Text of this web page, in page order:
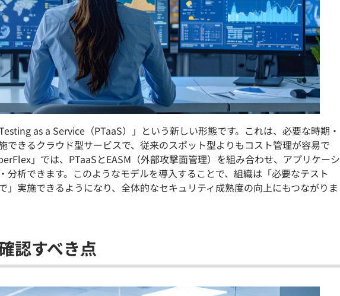
as a Service（PTaaS）」という新しい形態です。これは、必要な時期・
できるクラウド型サービスで、従来のスポット型よりもコスト管理が容易で
」では、PTaaSとEASM（外部攻撃面管理）を組み合わせ、アプリケーシ
分析できます。このようなモデルを導入することで、組織は「必要なテスト
」実施できるようになり、全体的なセキュリティ成熟度の向上にもつながりま
認すべき点